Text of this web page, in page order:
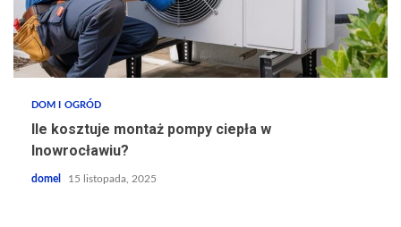
DOM I OGRÓD
Ile kosztuje montaż pompy ciepła w
Inowrocławiu?
domel 15 listopada, 2025